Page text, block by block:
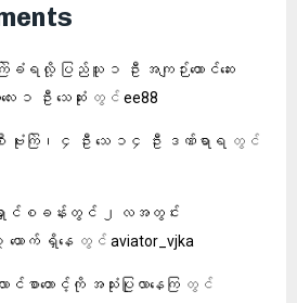
ဗုံးကြဲခံရလို့ ပြည်သူ ၁ ဦး အကျဉ်းထောင်ဆေး
၁ ဦး သေဆုံး တွင် ee88
ဗုံးကြဲ၊ ၄ ဦး သေ ၁၄ ဦး ဒဏ်ရာရ တွင်
ောင်စခန်းတွင် ၂ လအတွင်း
ောက် ရှိနေ တွင် aviator_vjka
ာင်စာတောင့်ကို အသုံးပြုလာနေကြ တွင်